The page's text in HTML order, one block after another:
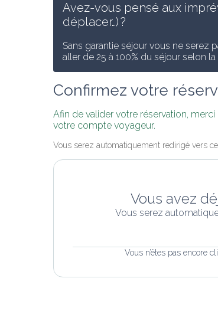
Avez-vous pensé aux
déplacer…) ?
Sans garantie séjour vous ne serez
aller de 25 à 100% du séjour selon
Confirmez votre
Afin de valider votre réservation,
votre compte voyageur.
Vous serez automatiquement redirigé vers
Vous avez
Vous serez
Vous n’êtes pas encore